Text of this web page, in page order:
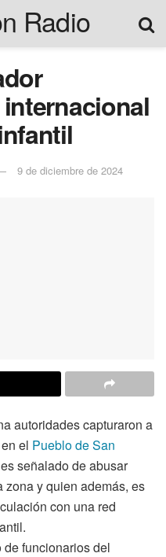
9 de diciembre de 2024
autoridades capturaron a
el Pueblo de San
señalado de abusar
zona y quien además, es
con una red
funcionarios del